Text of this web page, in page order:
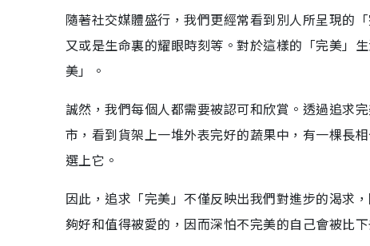
隨著社交媒體盛行，我們更經常看到別人所呈現的
又或是生命裏的耀眼時刻等。對於這樣的「完美」
美」。
誠然，我們每個人都需要被認可和欣賞。透過追求
市，看到貨架上一堆外表完好的蔬果中，有一棵長
選上它。
因此，追求「完美」不僅反映出我們對進步的渴求
夠好和值得被愛的，因而深怕不完美的自己會被比